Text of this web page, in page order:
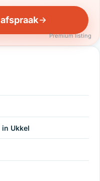
Premium listing
Ukkel